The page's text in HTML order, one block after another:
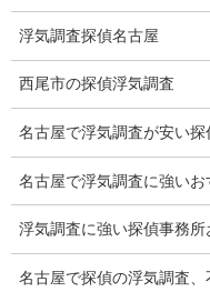
報告書サンプル
調査事例
お礼の言葉
調査料金のご質問
浮気調査探偵名古屋
西尾市の探偵浮気調査
名古屋で浮気調査が安い
名古屋で浮気調査に強い
浮気調査に強い探偵事務
名古屋で探偵の浮気調査